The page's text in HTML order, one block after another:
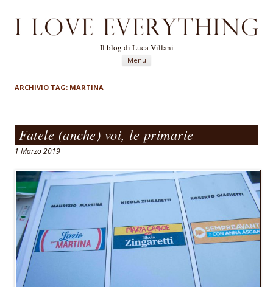
Il blog di Luca Villani
Menu
ARCHIVIO TAG: MARTINA
Fatele (anche) voi, le primarie
1 Marzo 2019